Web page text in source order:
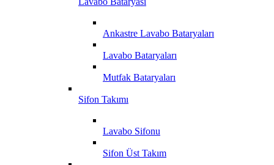
Ankastre Lavabo Bataryaları
Lavabo Bataryaları
Mutfak Bataryaları
Sifon Takımı
Lavabo Sifonu
Sifon Üst Takım